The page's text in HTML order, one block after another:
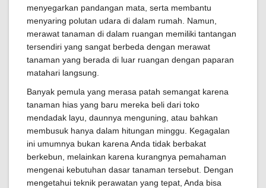
menyegarkan pandangan mata, serta membantu
menyaring polutan udara di dalam rumah. Namun,
merawat tanaman di dalam ruangan memiliki tantangan
tersendiri yang sangat berbeda dengan merawat
tanaman yang berada di luar ruangan dengan paparan
matahari langsung.
Banyak pemula yang merasa patah semangat karena
tanaman hias yang baru mereka beli dari toko
mendadak layu, daunnya menguning, atau bahkan
membusuk hanya dalam hitungan minggu. Kegagalan
ini umumnya bukan karena Anda tidak berbakat
berkebun, melainkan karena kurangnya pemahaman
mengenai kebutuhan dasar tanaman tersebut. Dengan
mengetahui teknik perawatan yang tepat, Anda bisa